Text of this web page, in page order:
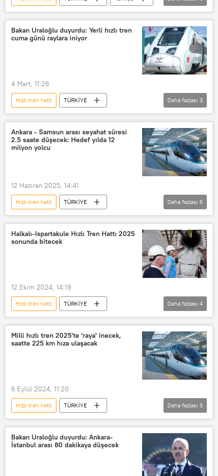
Abdulkadir Uraloğlu
Suriye
Ulaştırma, Denizcilik ve Haberleşme Bakanlığı
Hicaz Demiryolu Hattı
Bakan Uraloğlu duyurdu: Yerli hızlı tren
cuma günü raylara iniyor
4 Mart, 11:26
Hızlı tren hattı
TÜRKİYE
Abdulkadir Uraloğlu
hızlı tren
Milli Elektrikli Tren Seti
Daha fazlası 3
Ankara - Samsun arası seyahat süresi
2.5 saate düşecek: Hedef yılda 12
milyon yolcu
12 Haziran 2025, 14:41
Hızlı tren hattı
TÜRKİYE
Abdulkadir Uraloğlu
Ankara
Samsun
Delice hızlı tren
Daha fazlası 5
Halkalı-Ispartakule Hızlı Tren Hattı 2025
sonunda bitecek
12 Ekim 2024, 14:19
Hızlı tren hattı
TÜRKİYE
Ulaştırma ve Altyapı Bakanlığı
Abdulkadir Uraloğlu
hızlı tren
Yüksek Hızlı Tren (YHT)
Daha fazlası 4
Milli hızlı tren 2025'te 'raya' inecek,
saatte 225 km hıza ulaşacak
6 Eylül 2024, 11:20
Hızlı tren hattı
TÜRKİYE
Ulaştırma ve Altyapı Bakanlığı
Abdulkadir Uraloğlu
hızlı tren
Daha fazlası 3
Bakan Uraloğlu duyurdu: Ankara-
İstanbul arası 80 dakikaya düşecek